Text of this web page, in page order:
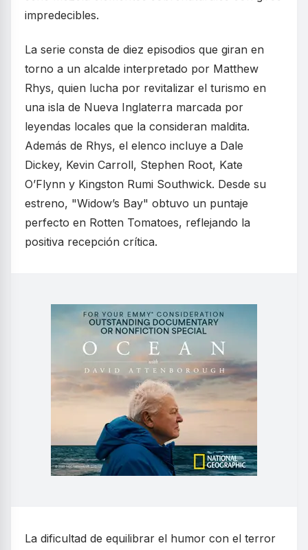
impredecibles.
La serie consta de diez episodios que giran en
torno a un alcalde interpretado por Matthew
Rhys, quien lucha por revitalizar el turismo en
una isla de Nueva Inglaterra marcada por
leyendas locales que la consideran maldita.
Además de Rhys, el elenco incluye a Dale
Dickey, Kevin Carroll, Stephen Root, Kate
O’Flynn y Kingston Rumi Southwick. Desde su
estreno, "Widow’s Bay" obtuvo un puntaje
perfecto en Rotten Tomatoes, reflejando la
positiva recepción crítica.
La dificultad de equilibrar el humor con el terror